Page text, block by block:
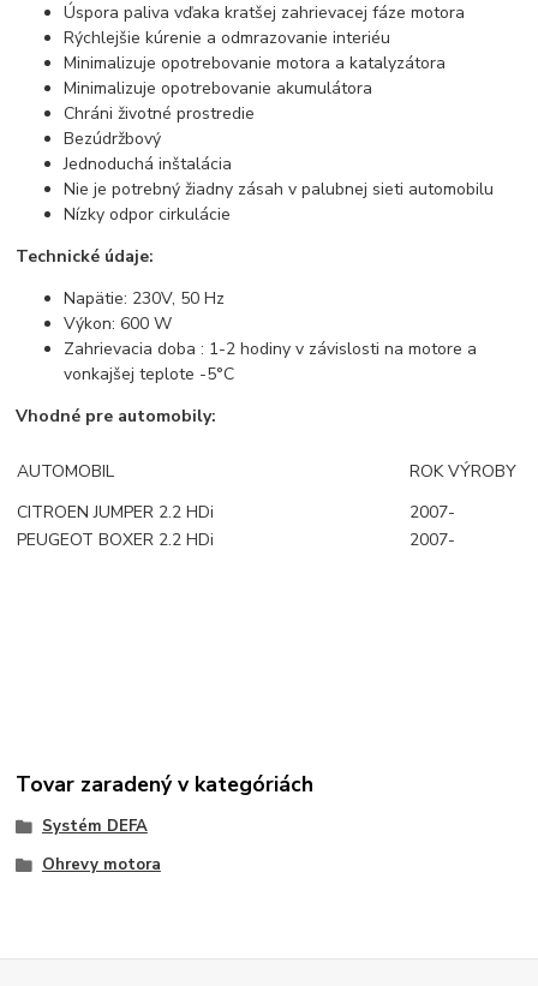
Úspora paliva vďaka kratšej zahrievacej fáze motora
Rýchlejšie kúrenie a odmrazovanie interiéu
Minimalizuje opotrebovanie motora a katalyzátora
Minimalizuje opotrebovanie akumulátora
Chráni životné prostredie
Bezúdržbový
Jednoduchá inštalácia
Nie je potrebný žiadny zásah v palubnej sieti automobilu
Nízky odpor cirkulácie
Technické údaje:
Napätie: 230V, 50 Hz
Výkon: 600 W
Zahrievacia doba : 1-2 hodiny v závislosti na motore a
vonkajšej teplote -5°C
Vhodné pre automobily:
AUTOMOBIL
ROK VÝROBY
CITROEN JUMPER 2.2 HDi
2007-
PEUGEOT BOXER 2.2 HDi
2007-
Tovar zaradený v kategóriách
Systém DEFA
Ohrevy motora